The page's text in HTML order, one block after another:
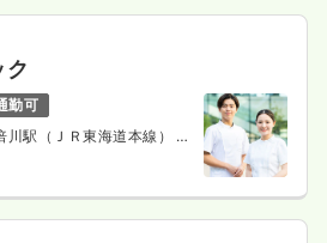
ク
勤可
川駅（ＪＲ東海道本線） 徒